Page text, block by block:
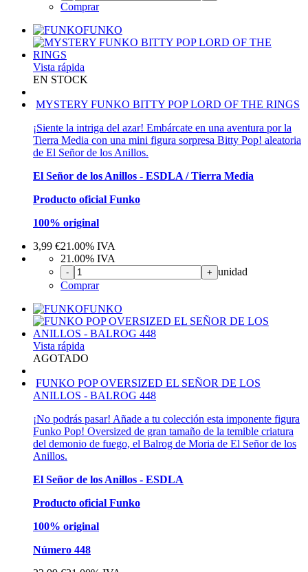
Comprar
FUNKO
Vista rápida
EN STOCK
MYSTERY FUNKO BITTY POP LORD OF THE RINGS
¡Siente la intriga del azar! Embárcate en una aventura por la
Tierra Media con una mini figura sorpresa Bitty Pop! aleatoria
de El Señor de los Anillos.
El Señor de los Anillos - ESDLA / Tierra Media
Producto oficial Funko
100% original
3,99 €21.00% IVA
21.00% IVA
- + unidad
Comprar
FUNKO
Vista rápida
AGOTADO
FUNKO POP OVERSIZED EL SEÑOR DE LOS
ANILLOS - BALROG 448
¡No podrás pasar! Añade a tu colección esta imponente figura
Funko Pop! Oversized de gran tamaño de la temible criatura
del demonio de fuego, el Balrog de Moria de El Señor de los
Anillos.
El Señor de los Anillos - ESDLA
Producto oficial Funko
100% original
Número 448